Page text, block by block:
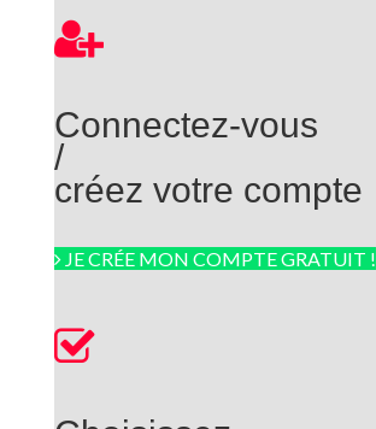
Connectez-vous
/
créez votre compte
JE CRÉE MON COMPTE GRATUIT !